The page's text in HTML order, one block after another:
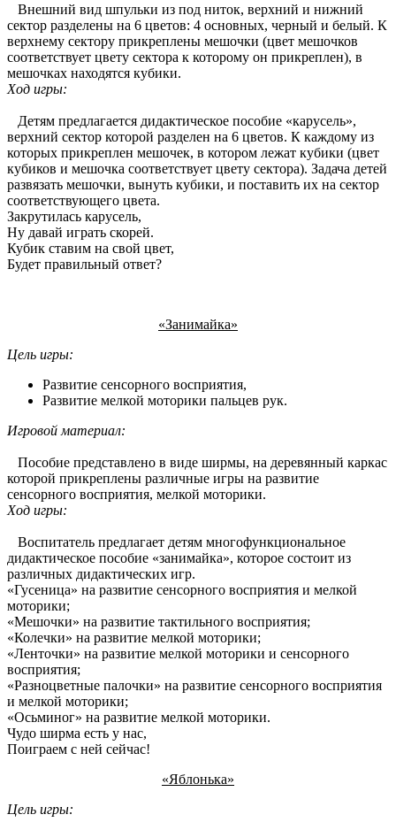
Внешний вид шпульки из под ниток, верхний и нижний
сектор разделены на 6 цветов: 4 основных, черный и белый. К
верхнему сектору прикреплены мешочки (цвет мешочков
соответствует цвету сектора к которому он прикреплен), в
мешочках находятся кубики.
Ход игры:
Детям предлагается дидактическое пособие «карусель»,
верхний сектор которой разделен на 6 цветов. К каждому из
которых прикреплен мешочек, в котором лежат кубики (цвет
кубиков и мешочка соответствует цвету сектора). Задача детей
развязать мешочки, вынуть кубики, и поставить их на сектор
соответствующего цвета.
Закрутилась карусель,
Ну давай играть скорей.
Кубик ставим на свой цвет,
Будет правильный ответ?
«Занимайка»
Цель игры:
Развитие сенсорного восприятия,
Развитие мелкой моторики пальцев рук.
Игровой материал:
Пособие представлено в виде ширмы, на деревянный каркас
которой прикреплены различные игры на развитие
сенсорного восприятия, мелкой моторики.
Ход игры:
Воспитатель предлагает детям многофункциональное
дидактическое пособие «занимайка», которое состоит из
различных дидактических игр.
«Гусеница» на развитие сенсорного восприятия и мелкой
моторики;
«Мешочки» на развитие тактильного восприятия;
«Колечки» на развитие мелкой моторики;
«Ленточки» на развитие мелкой моторики и сенсорного
восприятия;
«Разноцветные палочки» на развитие сенсорного восприятия
и мелкой моторики;
«Осьминог» на развитие мелкой моторики.
Чудо ширма есть у нас,
Поиграем с ней сейчас!
«Яблонька»
Цель игры: